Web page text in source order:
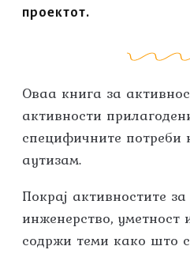
проектот.
Оваа книга за
активности
специфичните потреби
аутизам.
Покрај активностите
инженерство, уметност
содржи теми како што